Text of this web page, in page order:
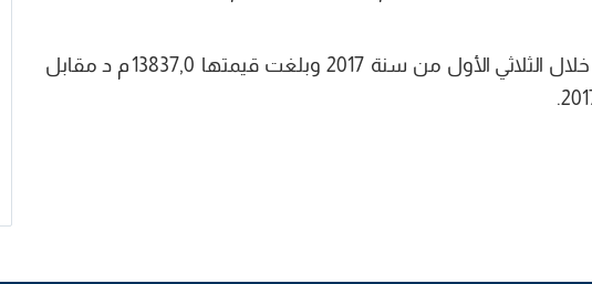
كما ارتفعت الواردات بنسبة 21,3% مقابل 20,2% خلال الثلاثي الأول من سنة 2017 وبلغت قيمتها 13837,0 م د مقابل